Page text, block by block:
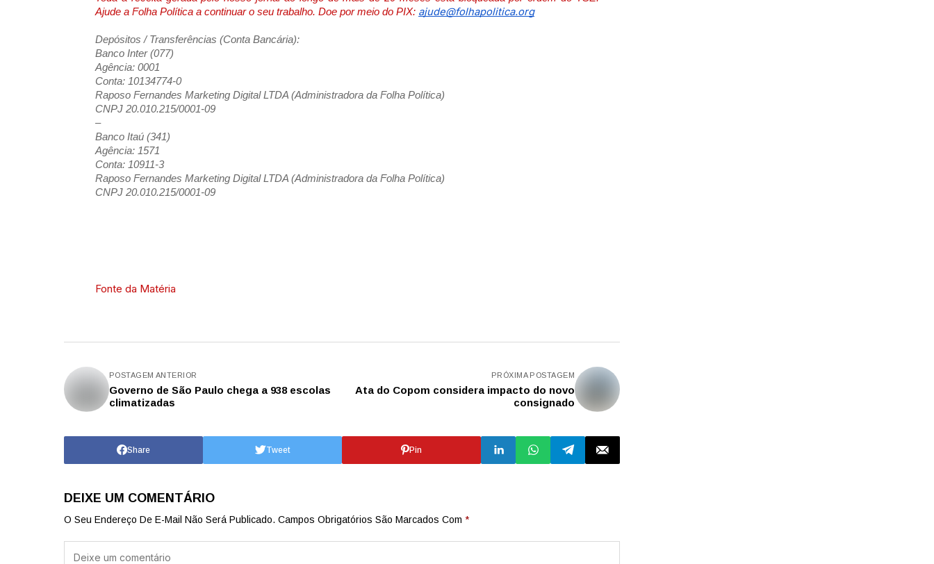
Ajude a Folha Política a continuar o seu trabalho. Doe por meio do PIX: ajude@folhapolitica.org
Depósitos / Transferências (Conta Bancária):
Banco Inter (077)
Agência: 0001
Conta: 10134774-0
Raposo Fernandes Marketing Digital LTDA (Administradora da Folha Política)
CNPJ 20.010.215/0001-09
–
Banco Itaú (341)
Agência: 1571
Conta: 10911-3
Raposo Fernandes Marketing Digital LTDA (Administradora da Folha Política)
CNPJ 20.010.215/0001-09
Fonte da Matéria
POSTAGEM ANTERIOR
Governo de São Paulo chega a 938 escolas
climatizadas
PRÓXIMA POSTAGEM
Ata do Copom considera impacto do novo
consignado
Share Tweet Pin
DEIXE UM COMENTÁRIO
O Seu Endereço De E-Mail Não Será Publicado. Campos Obrigatórios São Marcados Com *